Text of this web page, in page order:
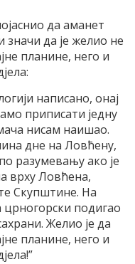
да аманет
значи да је желио не
планине, него и
написано, онај
приписати једну
нисам наишао.
дне на Ловћену,
разумевању ако је
врху Ловћена,
Скупштине. На
црногорски подигао
Желио је да
планине, него и